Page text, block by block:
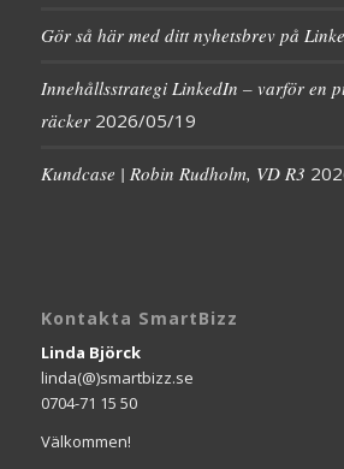
Gör så här med ditt nyhetsbrev på
Innehållsstrategi LinkedIn – varför en
räcker 2026/05/19
Kundcase | Robin Rudholm, VD R3
Kontakta SmartBizz
Linda Björck
linda(@)smartbizz.se
0704-71 15 50
Välkommen!